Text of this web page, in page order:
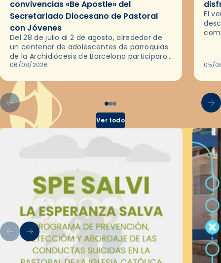
convivencias «Be Apostle» del
Secretariado Diocesano de Pastoral
con Jóvenes
Del 28 de julio al 2 de agosto, alrededor de
un centenar de adolescentes de parroquias
de la Archidiócesis de Barcelona participaron
en las convivencias Be Apostle, organizadas
06/08/2026
El
05/
Ver todo